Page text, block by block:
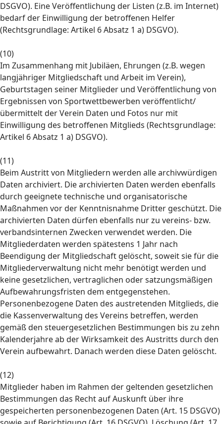
DSGVO). Eine Veröffentlichung der Listen (z.B. im Internet)
bedarf der Einwilligung der betroffenen Helfer
(Rechtsgrundlage: Artikel 6 Absatz 1 a) DSGVO).
(10)
Im Zusammenhang mit Jubiläen, Ehrungen (z.B. wegen
langjähriger Mitgliedschaft und Arbeit im Verein),
Geburtstagen seiner Mitglieder und Veröffentlichung von
Ergebnissen von Sportwettbewerben veröffentlicht/
übermittelt der Verein Daten und Fotos nur mit
Einwilligung des betroffenen Mitglieds (Rechtsgrundlage:
Artikel 6 Absatz 1 a) DSGVO).
(11)
Beim Austritt von Mitgliedern werden alle archivwürdigen
Daten archiviert. Die archivierten Daten werden ebenfalls
durch geeignete technische und organisatorische
Maßnahmen vor der Kenntnisnahme Dritter geschützt. Die
archivierten Daten dürfen ebenfalls nur zu vereins- bzw.
verbandsinternen Zwecken verwendet werden. Die
Mitgliederdaten werden spätestens 1 Jahr nach
Beendigung der Mitgliedschaft gelöscht, soweit sie für die
Mitgliederverwaltung nicht mehr benötigt werden und
keine gesetzlichen, vertraglichen oder satzungsmäßigen
Aufbewahrungsfristen dem entgegenstehen.
Personenbezogene Daten des austretenden Mitglieds, die
die Kassenverwaltung des Vereins betreffen, werden
gemäß den steuergesetzlichen Bestimmungen bis zu zehn
Kalenderjahre ab der Wirksamkeit des Austritts durch den
Verein aufbewahrt. Danach werden diese Daten gelöscht.
(12)
Mitglieder haben im Rahmen der geltenden gesetzlichen
Bestimmungen das Recht auf Auskunft über ihre
gespeicherten personenbezogenen Daten (Art. 15 DSGVO)